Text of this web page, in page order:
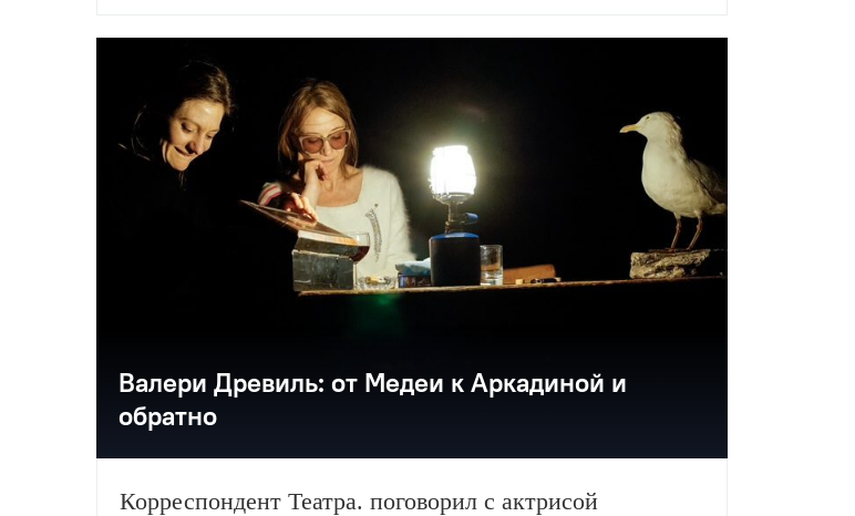
Валери Древиль: от Медеи к Аркадиной и
обратно
Корреспондент Театра. поговорил с актрисой